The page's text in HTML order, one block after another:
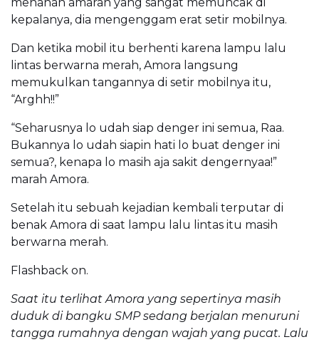
kepalanya, dia mengenggam erat setir mobilnya.
Dan ketika mobil itu berhenti karena lampu lalu
lintas berwarna merah, Amora langsung
memukulkan tangannya di setir mobilnya itu,
“Arghh!!”
“Seharusnya lo udah siap denger ini semua, Raa.
Bukannya lo udah siapin hati lo buat denger ini
semua?, kenapa lo masih aja sakit dengernyaa!”
marah Amora.
Setelah itu sebuah kejadian kembali terputar di
benak Amora di saat lampu lalu lintas itu masih
berwarna merah.
Flashback on.
Saat itu terlihat Amora yang sepertinya masih
duduk di bangku SMP sedang berjalan menuruni
tangga rumahnya dengan wajah yang pucat. Lalu